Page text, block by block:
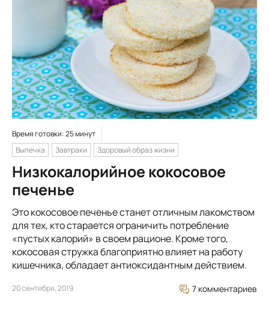
Время готовки: 25 минут
Выпечка
Завтраки Здоровый образ жизни
Низкокалорийное кокосовое
печенье
Это кокосовое печенье станет отличным лакомством
для тех, кто старается ограничить потребление
«пустых калорий» в своем рационе. Кроме того,
кокосовая стружка благоприятно влияет на работу
кишечника, обладает антиоксидантным действием.
20 сентября, 2019 7 комментариев